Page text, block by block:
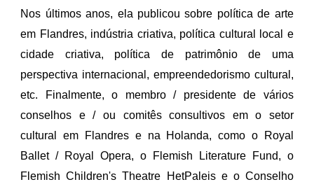
Nos últimos anos, ela publicou sobre política de arte
em Flandres, indústria criativa, política cultural local e
cidade criativa, política de patrimônio de uma
perspectiva internacional, empreendedorismo cultural,
etc. Finalmente, o membro / presidente de vários
conselhos e / ou comitês consultivos em o setor
cultural em Flandres e na Holanda, como o Royal
Ballet / Royal Opera, o Flemish Literature Fund, o
Flemish Children's Theatre HetPaleis e o Conselho